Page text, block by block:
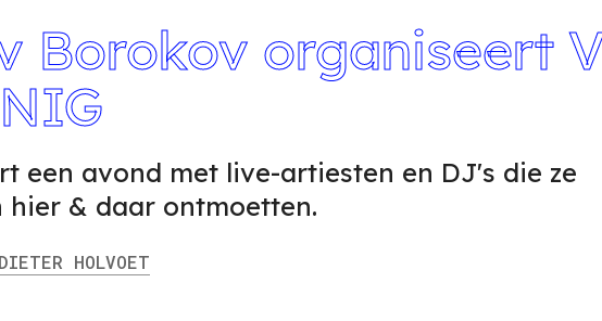
Borokov organiseert
een avond met live-artiesten en DJ's die ze
hier & daar ontmoetten.
DIETER HOLVOET